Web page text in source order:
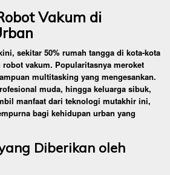
Vakum di
sekitar 50% rumah tangga di kota-kota
vakum. Popularitasnya meroket
multitasking yang mengesankan.
muda, hingga keluarga sibuk,
manfaat dari teknologi mutakhir ini,
bagi kehidupan urban yang
Diberikan oleh